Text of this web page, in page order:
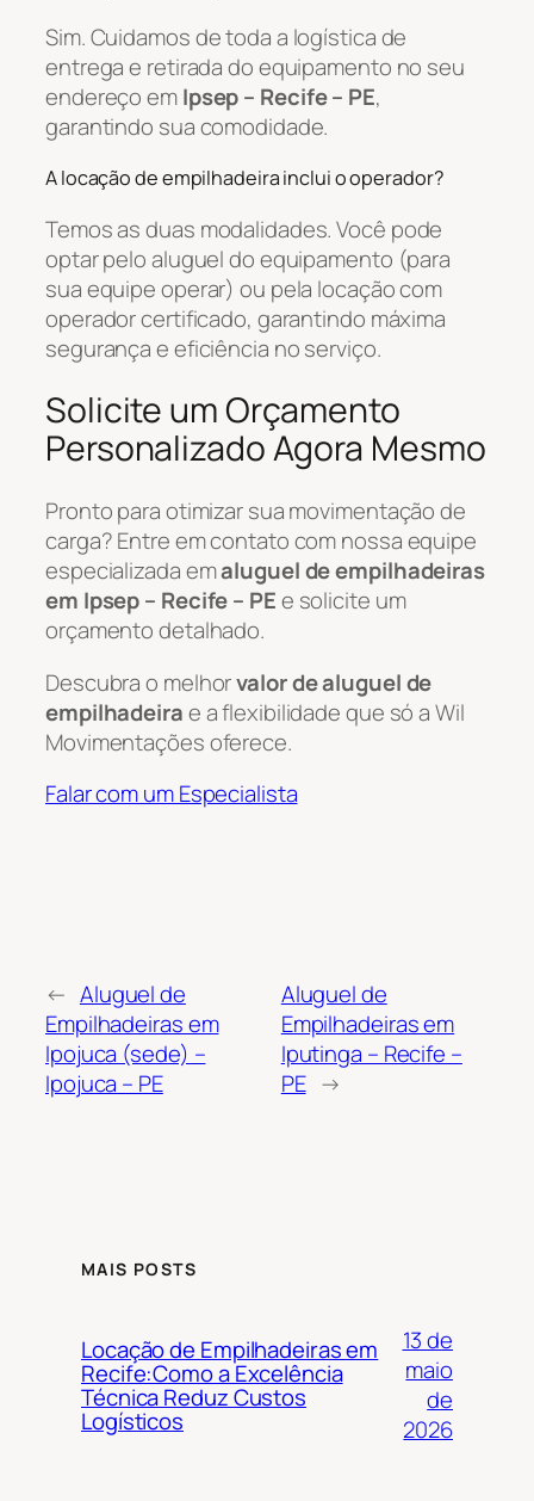
Sim. Cuidamos de toda a logística de
entrega e retirada do equipamento no seu
endereço emIpsep – Recife – PE,
garantindo sua comodidade.
A locação de empilhadeira inclui o operador?
Temos as duas modalidades. Você pode
optar pelo aluguel do equipamento (para
sua equipe operar) ou pela locação com
operador certificado, garantindo máxima
segurança e eficiência no serviço.
Solicite um Orçamento
Personalizado Agora Mesmo
Pronto para otimizar sua movimentação de
carga? Entre em contato com nossa equipe
especializada emaluguel de empilhadeiras
em Ipsep – Recife – PEe solicite um
orçamento detalhado.
Descubra o melhorvalor de aluguel de
empilhadeirae a flexibilidade que só a Wil
Movimentações oferece.
Falar com um Especialista
← Aluguel de
Empilhadeiras em
Ipojuca (sede) –
Ipojuca – PE
Aluguel de
Empilhadeiras em
Iputinga – Recife –
PE →
MAIS POSTS
Locação de Empilhadeiras em
Recife:Como a Excelência
Técnica Reduz Custos
Logísticos
13 de
maio
de
2026